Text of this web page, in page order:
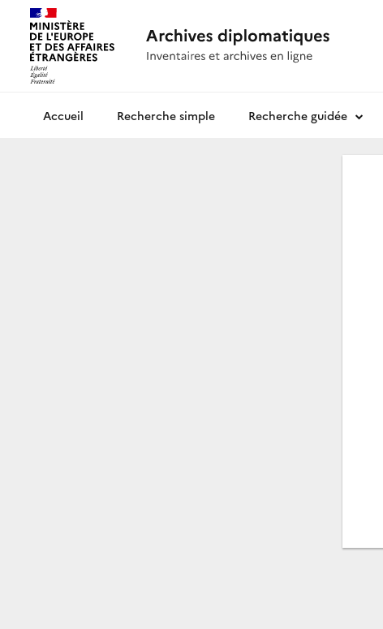
Archives diplomatiquesRecherche simple Recherche guidée